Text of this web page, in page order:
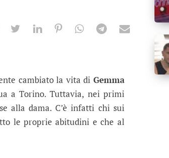
in quarantena? Le
non perde occasione per
cambiato la vita di Gemma
a Torino. Tuttavia, nei primi
alla dama. C’è infatti chi sui
le proprie abitudini e che al